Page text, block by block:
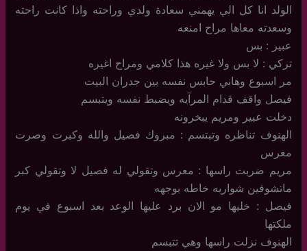
الولد انا كل الي يهمني سعادة ولدي وراحته واذا كانت راحته
وسعدته معاها مراح امنعه
عبير : بس
تركي : لا بس ولا غيره هذا كلامي ومراح اغيره
مر اسبوع وهاني حابس نفسه بين جدران البيت
فيصل واقف قدام المرآيه ويضبط نفسه ويتبسم
دخلت عبير ومريم يبخرونه
الهنوف تناظره وتبتسم : مبروك فصيل والله وكبرت وصرت
معرس
مريم ضربت راسها : معرس وتقولي له فصيل لا وتقولي كبر
ماتشوفين شواربه خاطه بوجهه
فيصل : خليها مو الان برد عليها الوعد بعد اسبوع في يوم
ملكتها
الهنوف نزلت راسها وهي تتبسم